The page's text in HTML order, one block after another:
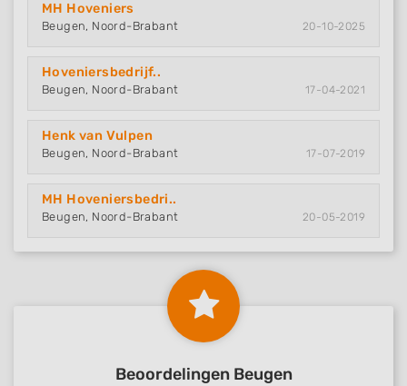
MH Hoveniers
Beugen, Noord-Brabant 20-10-2025
Hoveniersbedrijf..
Beugen, Noord-Brabant 17-04-2021
Henk van Vulpen
Beugen, Noord-Brabant 17-07-2019
MH Hoveniersbedri..
Beugen, Noord-Brabant 20-05-2019
Beoordelingen Beugen